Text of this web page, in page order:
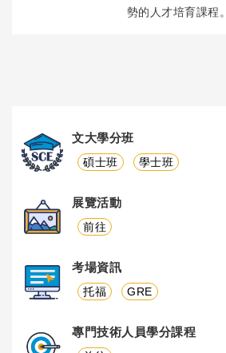
勢的人才培育課程。
文大學分班
碩士班 學士班
展覽活動
前往
考場資訊
托福 GRE
專門技術人員學分課程